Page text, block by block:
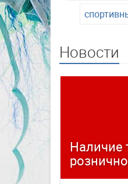
Новости
Наличие